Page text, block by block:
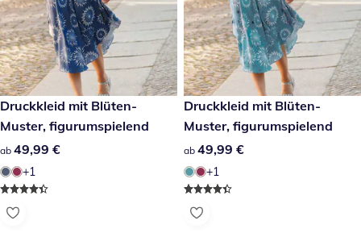
49,99 €
Druckkleid mit Blüten-
Muster, figurumspielend
49,99 €
ab 49,99 €
+1
49,99 €
Druckkleid mit Blüten-
Muster, figurumspielend
49,99 €
ab 49,99 €
+1